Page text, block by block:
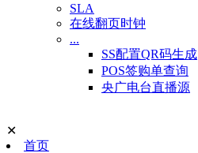
SLA
在线翻页时钟
...
SS配置QR码生成
POS签购单查询
央广电台直播源
✕
首页